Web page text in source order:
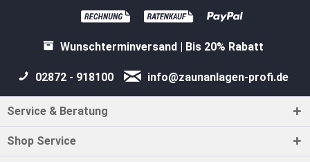
Wunschterminversand | Bis 20% Rabatt
02872 - 918100 info@zaunanlagen-profi.de
Service & Beratung
Shop Service